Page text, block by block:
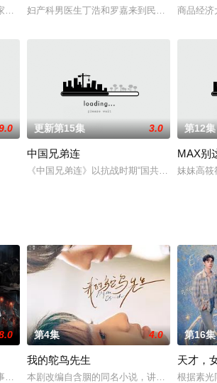
曹家因祖冤结仇几代，老死不相往来。当时大清
妇产科男医生丁浩和罗嘉来到民政局婚姻登记
商品经济
更新第15集 3.0
中国兄弟连
《中国兄弟连》以抗战时期“国共合作 一致对
第12集
MAX别
妹妹高筱
，本想低调扎纸维生，却因一具流血的新娘纸人
第4集 4.0
我的鸵鸟先生
本剧改编自含胭的同名小说，讲述了邻家女孩
第16集
天才，
根据素光